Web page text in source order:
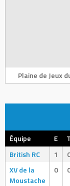
Plaine de Jeux
Équipe E T
British RC
1
XV de la
Moustache
0